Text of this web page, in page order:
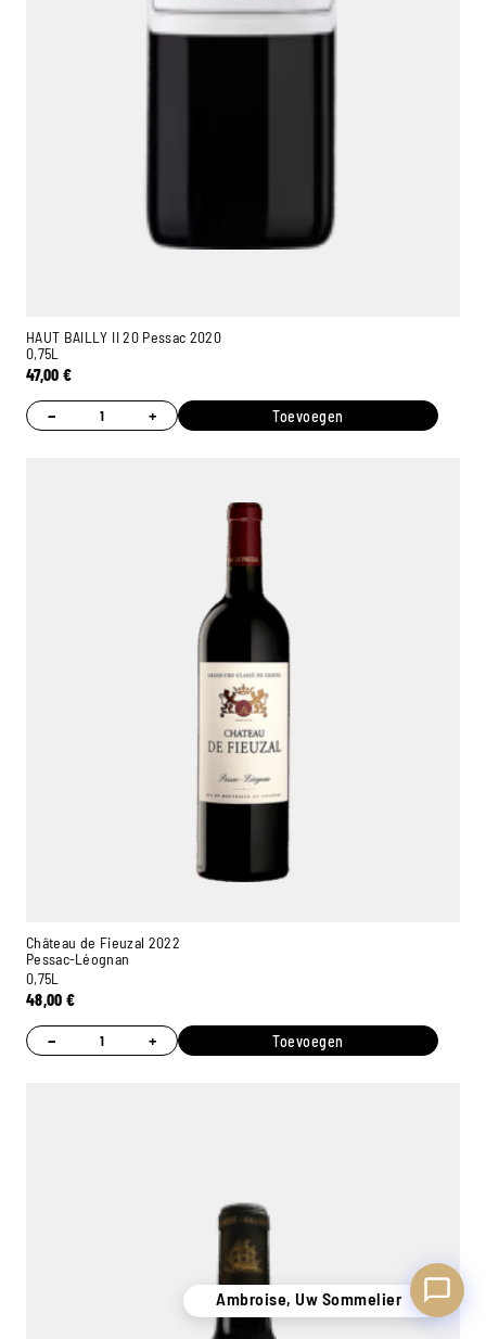
HAUT BAILLY II 20 Pessac 2020
0,75L
47,00€
− + Toevoegen
Château de Fieuzal 2022
Pessac-Léognan
0,75L
48,00€
− + Toevoegen
Ambroise, Uw Sommelier